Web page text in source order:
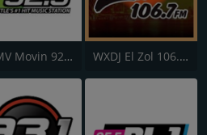
KQMV Movin 92.5 FM WXDJ El Zol 106.7 FM